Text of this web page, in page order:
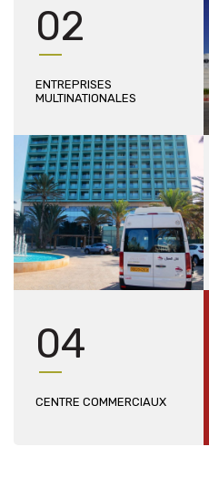
02
ENTREPRISES
MULTINATIONALES
04
CENTRE COMMERCIAUX